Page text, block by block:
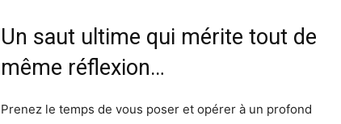
Un saut ultime qui mérite tout de
même réflexion…
Prenez le temps de vous poser et opérer à un profond